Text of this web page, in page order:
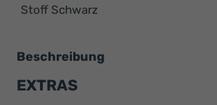
Stoff Schwarz
Beschreibung
EXTRAS